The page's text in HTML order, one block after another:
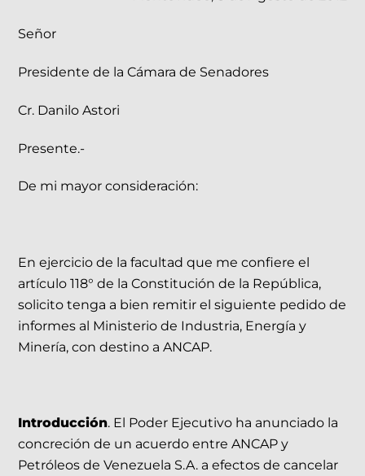
Señor
Presidente de la Cámara de Senadores
Cr. Danilo Astori
Presente.-
De mi mayor consideración:
En ejercicio de la facultad que me confiere el
artículo 118° de la Constitución de la República,
solicito tenga a bien remitir el siguiente pedido de
informes al Ministerio de Industria, Energía y
Minería, con destino a ANCAP.
Introducción. El Poder Ejecutivo ha anunciado la
concreción de un acuerdo entre ANCAP y
Petróleos de Venezuela S.A. a efectos de cancelar